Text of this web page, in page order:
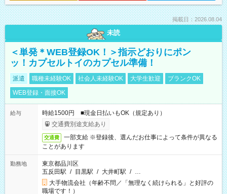
掲載日：2026.08.04
未読
＜単発＊WEB登録OK！＞指示どおりにポン
ッ！カプセルトイのカプセル準備！
派遣 職種未経験OK 社会人未経験OK 大学生歓迎
ブランクOK
WEB登録・面接OK
給与
時給1500円 ■現金日払いもOK（規定あり）
交通費別途支給あり
交通費
一部支給 ※登録後、選んだお仕事によって条件が異なる
ことがあります
勤務地
東京都品川区
五反田駅 / 目黒駅 / 大井町駅 / …
大手物流会社（年齢不問／「無理なく続けられる」と好評の
職場です！）